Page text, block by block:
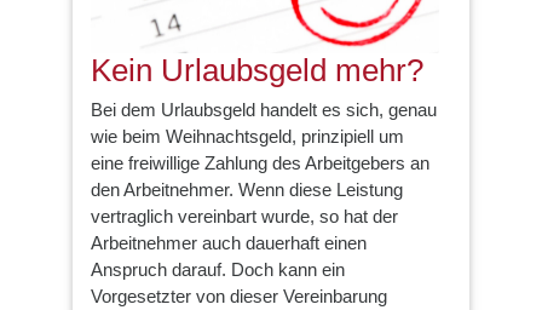
Kein Urlaubsgeld mehr?
Bei dem Urlaubsgeld handelt es sich, genau
wie beim Weihnachtsgeld, prinzipiell um
eine freiwillige Zahlung des Arbeitgebers an
den Arbeitnehmer. Wenn diese Leistung
vertraglich vereinbart wurde, so hat der
Arbeitnehmer auch dauerhaft einen
Anspruch darauf. Doch kann ein
Vorgesetzter von dieser Vereinbarung